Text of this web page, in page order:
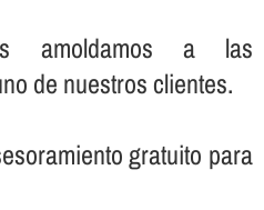
amoldamos a las
de nuestros clientes.
gratuito para